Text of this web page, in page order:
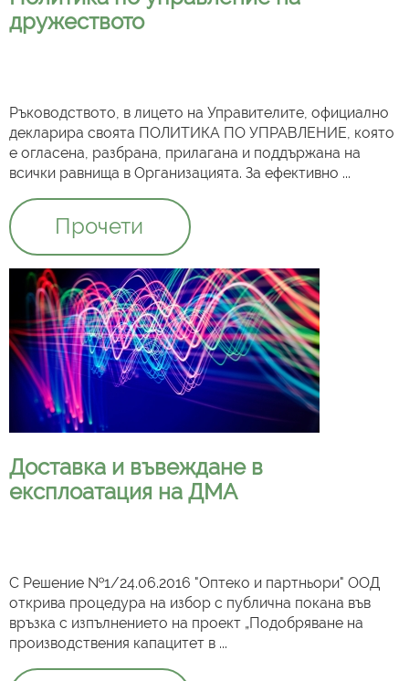
дружеството
Ръководството, в лицето на Управителите, официално
декларира своята ПОЛИТИКА ПО УПРАВЛЕНИЕ, която
е огласена, разбрана, прилагана и поддържана на
всички равнища в Организацията. За ефективно ...
Прочети
Доставка и въвеждане в
експлоатация на ДМА
С Решение №1/24.06.2016 "Оптеко и партньори" ООД
открива процедура на избор с публична покана във
връзка с изпълнението на проект „Подобряване на
производствения капацитет в ...